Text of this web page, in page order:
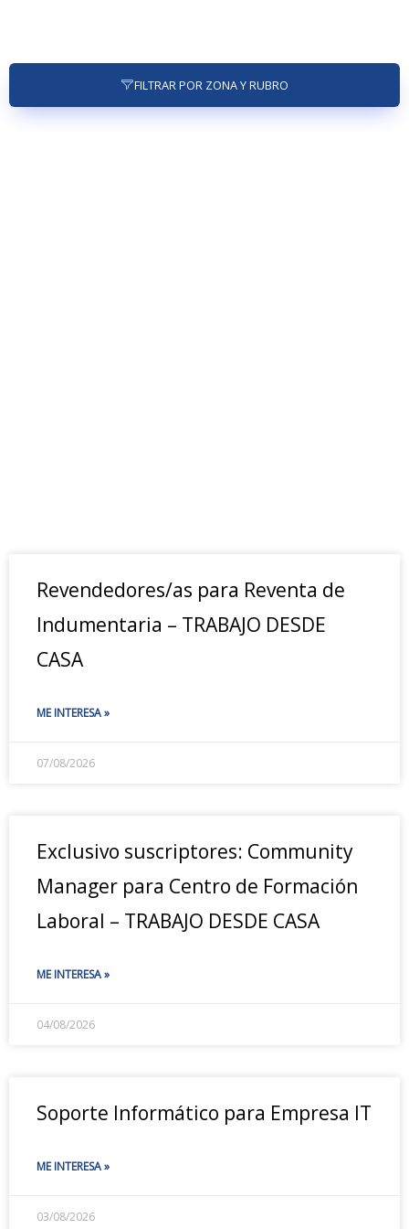
FILTRAR POR ZONA Y RUBRO
Revendedores/as para Reventa de
Indumentaria – TRABAJO DESDE
CASA
ME INTERESA »
07/08/2026
Exclusivo suscriptores: Community
Manager para Centro de Formación
Laboral – TRABAJO DESDE CASA
ME INTERESA »
04/08/2026
Soporte Informático para Empresa IT
ME INTERESA »
03/08/2026